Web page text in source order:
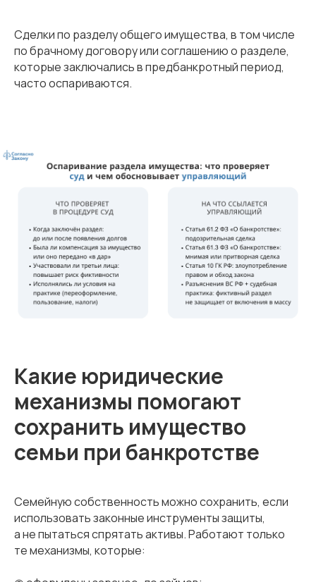
Сделки по разделу общего имущества, в том числе
по брачному договору или соглашению о разделе,
которые заключались в предбанкротный период,
часто оспариваются.
Какие юридические
механизмы помогают
сохранить имущество
семьи при банкротстве
Семейную собственность можно сохранить, если
использовать законные инструменты защиты,
а не пытаться спрятать активы. Работают только
те механизмы, которые:
ИП ЧЕРНЫШОВ РОМАН ВЛАДИМИРОВИЧ
ОГРН 320774600154951
корп. 1, кв. 276
Контакты
Адрес: г. Москва, Краснопрудная 3-5, с1, 2 этаж